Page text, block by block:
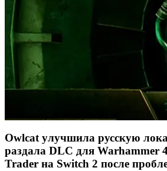
Owlcat улучшила русскую
раздала DLC для Warhammer
Trader на Switch 2 после